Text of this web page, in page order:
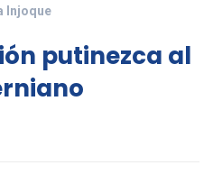
Injoque
putinezca al